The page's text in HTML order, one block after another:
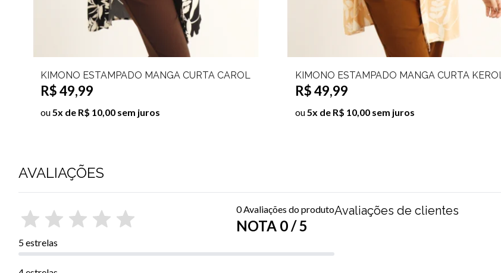
KIMONO ESTAMPADO MANGA CURTA CAROL
R$ 49,99
ou5x de R$ 10,00 sem juros
KIMONO ESTAMPADO MANGA CURTA KEROL
R$ 49,99
ou5x de R$ 10,00 sem juros
AVALIAÇÕES
0 Avaliações do produto
NOTA 0 / 5
5 estrelas
Avaliações de clientes